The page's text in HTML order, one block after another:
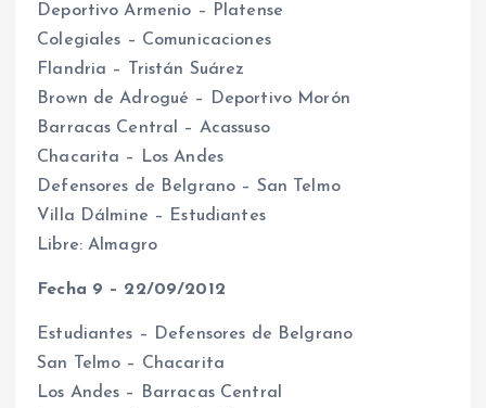
Deportivo Armenio – Platense
Colegiales – Comunicaciones
Flandria – Tristán Suárez
Brown de Adrogué – Deportivo Morón
Barracas Central – Acassuso
Chacarita – Los Andes
Defensores de Belgrano – San Telmo
Villa Dálmine – Estudiantes
Libre: Almagro
Fecha 9 – 22/09/2012
Estudiantes – Defensores de Belgrano
San Telmo – Chacarita
Los Andes – Barracas Central